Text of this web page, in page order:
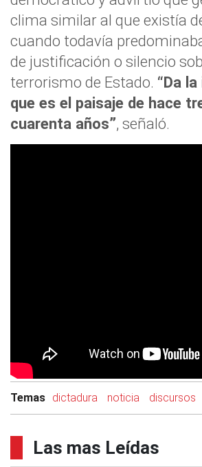
clima similar al que existía
cuando todavía
de justificación o silencio
terrorismo de Estado. “Da
que es el paisaje de hace
cuarenta años”, señaló.
Temas dictadura noticia discursos
Las mas Leídas